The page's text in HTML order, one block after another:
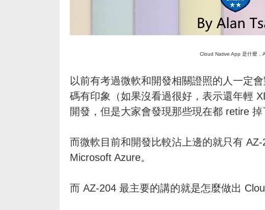
Cloud Native App 是什麼，
以前有考過微軟和開發相關證照的人一定
碼有印象（如果沒看過很好，表示還年輕
開發，但是大家會發現那些現在都 retire 掉
而微軟目前和開發比較沾上邊的就只有
Microsoft Azure。
而 AZ-204 最主要的講的就是怎麼做出